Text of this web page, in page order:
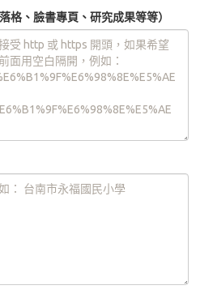
格、臉書專頁、研究成果等等）